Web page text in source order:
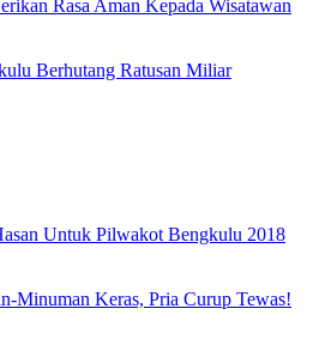
Rasa Aman Kepada Wisatawan
Berhutang Ratusan Miliar
Untuk Pilwakot Bengkulu 2018
Minuman Keras, Pria Curup Tewas!